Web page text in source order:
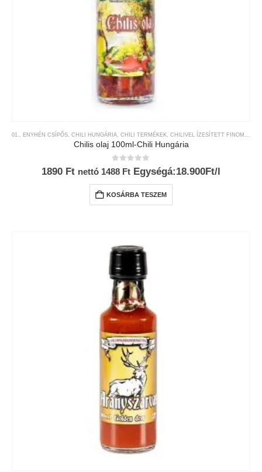
01., ENYHÉN CSÍPŐS CHILI HUNGÁRIA CHILI TERMÉKEK CHILIVEL ÍZESÍTETT FINOMSÁGOK
Chilis olaj 100ml-Chili Hungária
0az 5-ből
1890 Ft nettó 1488 Ft Egységá:18.900Ft/l
KOSÁRBA TESZEM